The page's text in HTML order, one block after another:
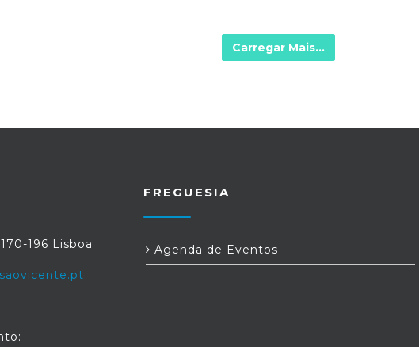
Carregar Mais...
196 Lisboa
FREGUESIA
Agenda de Eventos